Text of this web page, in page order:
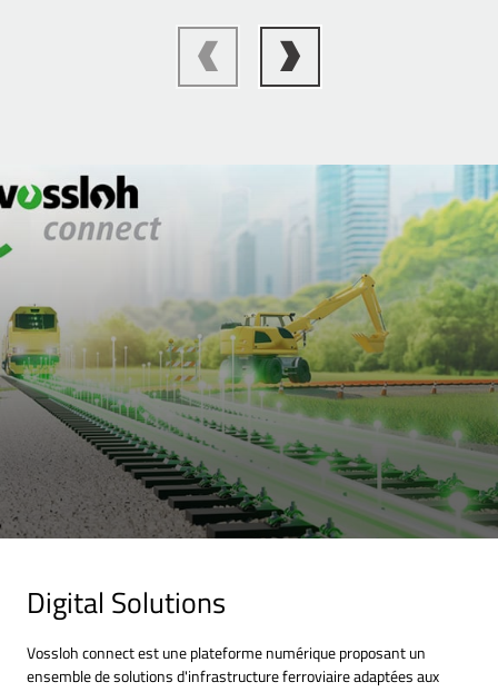
Digital Solutions
Vossloh connect est une plateforme numérique proposant un
ensemble de solutions d'infrastructure ferroviaire adaptées aux